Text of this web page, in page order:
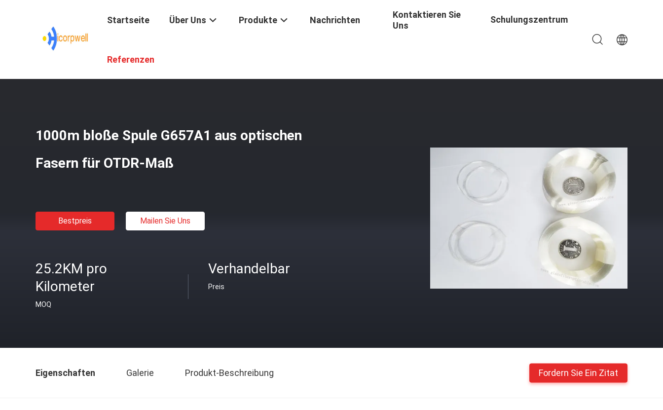
Startseite Über Uns Produkte Nachrichten
Kontaktieren Sie
Uns
Schulungszentrum
Referenzen
1000m bloße Spule G657A1 aus optischen
Fasern für OTDR-Maß
Bestpreis Mailen Sie Uns
25.2KM pro
Kilometer
MOQ
Verhandelbar
Preis
Eigenschaften Galerie Produkt-Beschreibung Fordern Sie Ein Zitat